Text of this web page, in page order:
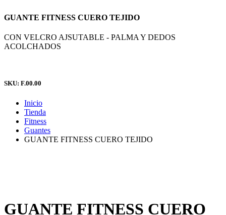
GUANTE FITNESS CUERO TEJIDO
CON VELCRO AJSUTABLE - PALMA Y DEDOS
ACOLCHADOS
SKU: F.00.00
Inicio
Tienda
Fitness
Guantes
GUANTE FITNESS CUERO TEJIDO
GUANTE FITNESS CUERO